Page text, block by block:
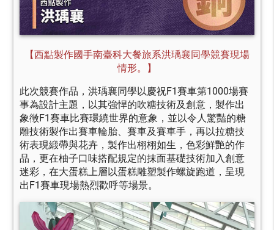
【西點製作國手南臺科大餐旅系洪瑀襄同學競賽現場
情形。】
此次競賽作品，洪瑀襄同學以慶祝F1賽車第1000場賽
事為設計主題，以其強悍的吹糖技術及創意，製作出
象徵F1賽車比賽環繞世界的意象，並以令人驚豔的糖
雕技術製作出賽車輪胎、賽車及賽車手，再以拉糖技
術表現緞帶與花卉，製作出栩栩如生，色彩鮮艷的作
品，更在柚子口味搭配規定的抹面基礎技術加入創意
迷彩，在大蛋糕上層以蛋糕雕塑製作螺旋跑道，呈現
出F1賽車現場熱烈歡呼等場景。